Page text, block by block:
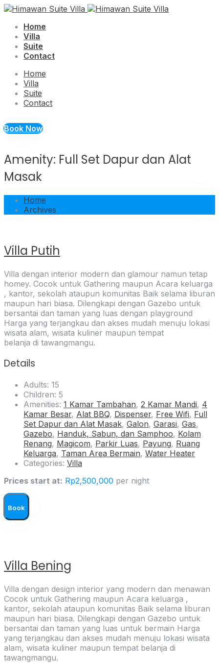
Home
Villa
Suite
Contact
Home
Villa
Suite
Contact
Book Now
Amenity: Full Set Dapur dan Alat
Masak
Home
Archives
Villa Putih
Villa dengan interior modern dan glamour namun tetap
homey. Cocok untuk Gathering maupun Acara keluarga
, kantor, sekolah ataupun komunitas Baik selama liburan
maupun hari biasa. Dilengkapi dengan Gazebo untuk
bersantai dan taman yang luas dengan playground
Harga yang terjangkau dan akses mudah menuju lokasi
wisata alam, wisata kuliner maupun tempat
belanja di tawangmangu.
Details
Adults: 15
Children: 5
Amenities: 1 Kamar Tambahan, 2 Kamar Mandi, 4
Kamar Besar, Alat BBQ, Dispenser, Free Wifi, Full
Set Dapur dan Alat Masak, Galon, Garasi, Gas,
Gazebo, Handuk, Sabun, dan Samphoo, Kolam
Renang, Magicom, Parkir Luas, Payung, Ruang
Keluarga, Taman Area Bermain, Water Heater
Categories: Villa
Prices start at: Rp2,500,000 per night
Book
Villa Bening
Villa dengan design interior yang modern dan menawan
Cocok untuk Gathering maupun Acara keluarga ,
kantor, sekolah ataupun komunitas Baik selama liburan
maupun hari biasa. Dilengkapi dengan Gazebo untuk
bersantai dan taman yang luas untuk bermain Harga
yang terjangkau dan akses mudah menuju lokasi wisata
alam, wisata kuliner maupun tempat belanja di
tawangmangu.